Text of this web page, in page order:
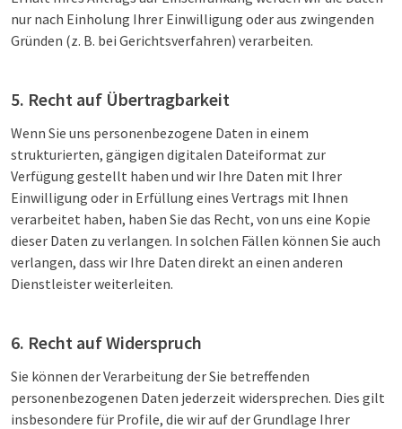
nur nach Einholung Ihrer Einwilligung oder aus zwingenden
Gründen (z. B. bei Gerichtsverfahren) verarbeiten.
5. Recht auf Übertragbarkeit
Wenn Sie uns personenbezogene Daten in einem
strukturierten, gängigen digitalen Dateiformat zur
Verfügung gestellt haben und wir Ihre Daten mit Ihrer
Einwilligung oder in Erfüllung eines Vertrags mit Ihnen
verarbeitet haben, haben Sie das Recht, von uns eine Kopie
dieser Daten zu verlangen. In solchen Fällen können Sie auch
verlangen, dass wir Ihre Daten direkt an einen anderen
Dienstleister weiterleiten.
6. Recht auf Widerspruch
Sie können der Verarbeitung der Sie betreffenden
personenbezogenen Daten jederzeit widersprechen. Dies gilt
insbesondere für Profile, die wir auf der Grundlage Ihrer